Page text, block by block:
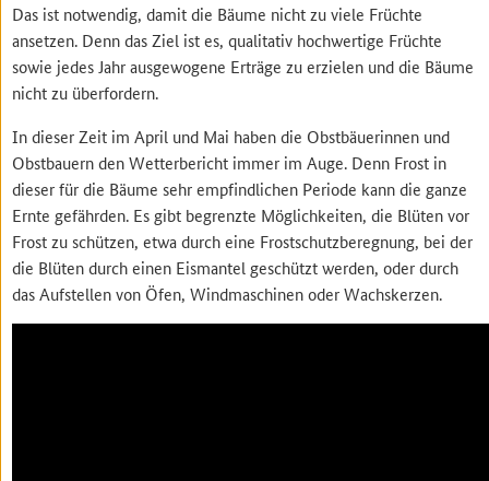
Das ist notwendig, damit die Bäume nicht zu viele Früchte
ansetzen. Denn das Ziel ist es, qualitativ hochwertige Früchte
sowie jedes Jahr ausgewogene Erträge zu erzielen und die Bäume
nicht zu überfordern.
In dieser Zeit im April und Mai haben die Obstbäuerinnen und
Obstbauern den Wetterbericht immer im Auge. Denn Frost in
dieser für die Bäume sehr empfindlichen Periode kann die ganze
Ernte gefährden. Es gibt begrenzte Möglichkeiten, die Blüten vor
Frost zu schützen, etwa durch eine Frostschutzberegnung, bei der
die Blüten durch einen Eismantel geschützt werden, oder durch
das Aufstellen von Öfen, Windmaschinen oder Wachskerzen.